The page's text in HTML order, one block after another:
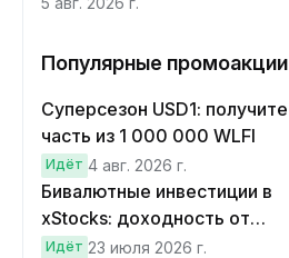
Популярные промоакции
Суперсезон USD1: получите
часть из 1 000 000 WLFI
Идёт 4 авг. 2026 г.
Бивалютные инвестиции в
xStocks: доходность от
прогнозов
Идёт 23 июля 2026 г.